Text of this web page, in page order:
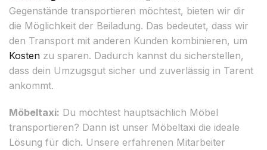
Gegenstände transportieren möchtest, bieten wir dir
die Möglichkeit der Beiladung. Das bedeutet, dass wir
den Transport mit anderen Kunden kombinieren, um
Kosten zu sparen. Dadurch kannst du sicherstellen,
dass dein Umzugsgut sicher und zuverlässig in Tarent
ankommt.
Möbeltaxi: Du möchtest hauptsächlich Möbel
transportieren? Dann ist unser Möbeltaxi die ideale
Lösung für dich. Unsere erfahrenen Mitarbeiter